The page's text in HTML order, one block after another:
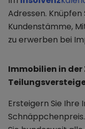
Adressen. Knüpfen
Kundenstämme,
zu erwerben bei
Immobilien in
Ersteigern Sie Ihre